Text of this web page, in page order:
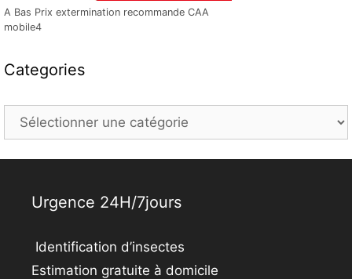
A Bas Prix extermination recommande CAA
mobile4
Categories
Categories
Urgence 24H/7jours
Identification d’insectes
Estimation gratuite à domicile